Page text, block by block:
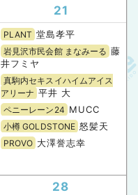
21
PLANT 堂島孝平
岩見沢市民会館 まなみーる 藤
井フミヤ
真駒内セキスイハイムアイス
アリーナ 平井 大
ペニーレーン24 MUCC
小樽 GOLDSTONE 怒髪天
PROVO 大澤誉志幸
28